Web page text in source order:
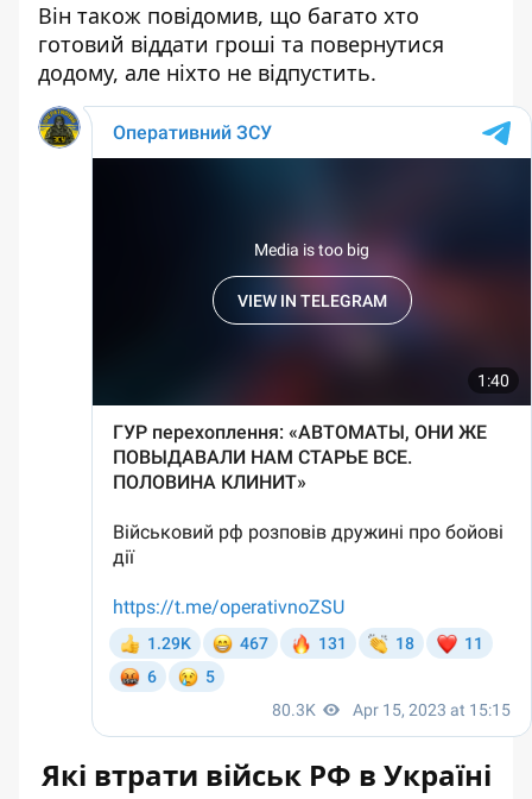
Він також повідомив, що багато хто
готовий віддати гроші та повернутися
додому, але ніхто не відпустить.
Які втрати військ РФ в Україні